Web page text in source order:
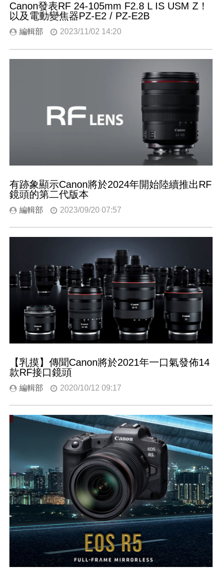
Canon發表RF 24-105mm F2.8 L IS USM Z！
以及電動變焦器PZ-E2 / PZ-E2B
編輯部 2023/11/02 14:20
有跡象顯示Canon將於2024年開始陸續推出RF
鏡頭的第二代版本
編輯部 2023/09/20 07:57
【乳摸】傳聞Canon將於2021年一口氣發佈14
款RF接口鏡頭
編輯部 2020/10/12 09:17